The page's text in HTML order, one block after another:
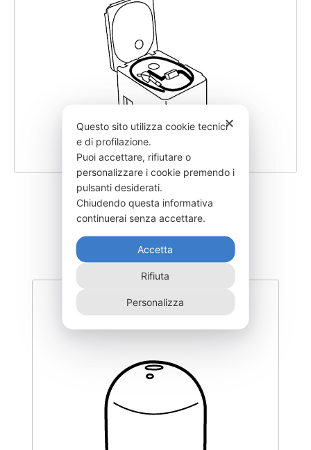
SGSTKD230-12
2.035,00€
✕
Questo sito utilizza cookie tecnici
e di profilazione.
Puoi accettare, rifiutare o
personalizzare i cookie premendo i
pulsanti desiderati.
Chiudendo questa informativa
continuerai senza accettare.
Accetta
Rifiuta
Personalizza